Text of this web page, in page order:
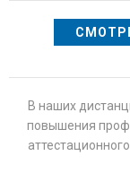
В наших
повышения